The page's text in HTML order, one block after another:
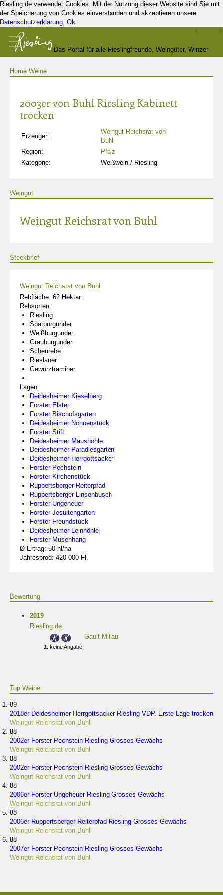
Riesling.de verwendet Cookies. Mit der Nutzung dieser Website sind Sie mit
der Speicherung von Cookies einverstanden und akzeptieren unsere
Datenschutzerklärung. Ok
Das Portal für alle Rieslingfreunde, Weingüter, Winzer
Home Weine
2003er von Buhl Riesling Kabinett
trocken
Erzeuger:
Weingut Reichsrat von
Buhl
Region:
Pfalz
Kategorie:
Weißwein / Riesling
Weingut
Weingut Reichsrat von Buhl
Steckbrief
Weingut Reichsrat von Buhl
Rebfläche: 62 Hektar
Rebsorten:
Riesling
Spätburgunder
Weißburgunder
Grauburgunder
Scheurebe
Rieslaner
Gewürztraminer
Lagen:
Deidesheimer Kieselberg
Forster Elster
Forster Bischofsgarten
Deidesheimer Nonnenstück
Forster Stift
Deidesheimer Mäushöhle
Deidesheimer Paradiesgarten
Deidesheimer Herrgottsacker
Forster Pechstein
Forster Kirchenstück
Ruppertsberger Reiterpfad
Ruppertsberger Linsenbusch
Forster Ungeheuer
Forster Jesuitengarten
Forster Freundstück
Deidesheimer Leinhöhle
Forster Musenhang
Ø Ertrag: 50 hl/ha
Jahresprod: 420 000 Fl.
Bewertung
2019
Riesling.de
Gault Millau
keine Angabe
Top Weine
89
2018er Deidesheimer Herrgottsacker Riesling VDP. Erste Lage trocken
Weingut Reichsrat von Buhl
88
2002er Forster Pechstein Riesling Grosses Gewächs
Weingut Reichsrat von Buhl
88
2002er Forster Pechstein Riesling Grosses Gewächs
Weingut Reichsrat von Buhl
88
2006er Forster Ungeheuer Riesling Grosses Gewächs
Weingut Reichsrat von Buhl
88
2006er Ruppertsberger Reiterpfad Riesling Grosses Gewächs
Weingut Reichsrat von Buhl
88
2007er Forster Pechstein Riesling Grosses Gewächs
Weingut Reichsrat von Buhl